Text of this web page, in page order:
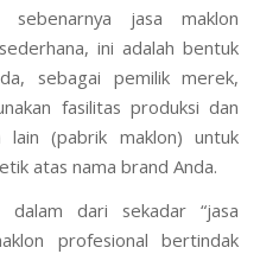
sebenarnya jasa maklon
ini adalah bentuk
sebagai pemilik merek,
fasilitas produksi dan
lain (pabrik maklon) untuk
atas nama brand Anda.
dalam dari sekadar “jasa
profesional bertindak